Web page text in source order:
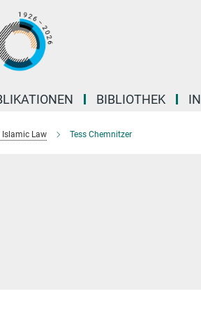
BIBLIOTHEK
Islamic Law Tess Chemnitzer